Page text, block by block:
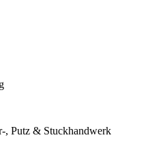
, Putz & Stuckhandwerk